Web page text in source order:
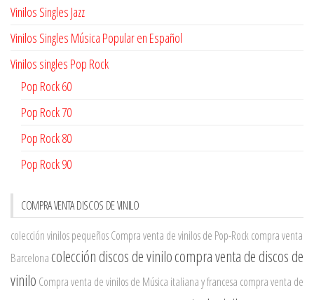
Vinilos Singles Jazz
Vinilos Singles Música Popular en Español
Vinilos singles Pop Rock
Pop Rock 60
Pop Rock 70
Pop Rock 80
Pop Rock 90
COMPRA VENTA DISCOS DE VINILO
colección vinilos pequeñosCompra venta de vinilos de Pop-Rockcompra venta
Barcelona colección discos de vinilocompra venta de discos de
vinilo Compra venta de vinilos de Música italiana y francesa compra venta de